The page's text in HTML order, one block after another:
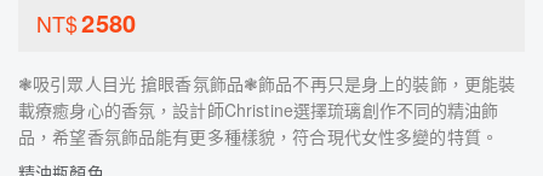
NT$2580
❃吸引眾人目光 搶眼香氛飾品❃飾品不再只是身上的裝飾，更能裝
載療癒身心的香氛，設計師Christine選擇琉璃創作不同的精油飾
品，希望香氛飾品能有更多種樣貌，符合現代女性多變的特質。